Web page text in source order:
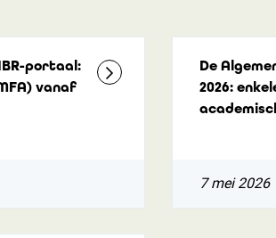
portaal:
vanaf
De
2026:
7 mei 2026